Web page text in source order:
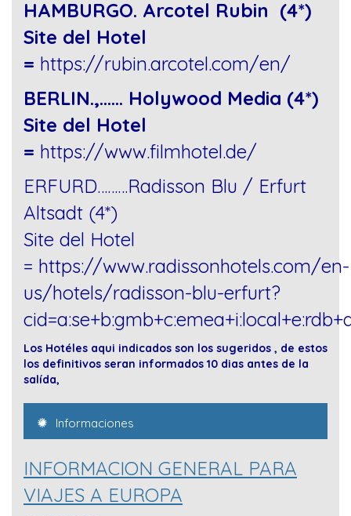
HAMBURGO. Arcotel Rubin (4*)
Site del Hotel
= https://rubin.arcotel.com/en/
BERLIN.,…… Holywood Media (4*)
Site del Hotel
= https://www.filmhotel.de/
ERFURD………Radisson Blu / Erfurt
Altsadt (4*)
Site del Hotel
= https://www.radissonhotels.com/en-
us/hotels/radisson-blu-erfurt?
Los Hotéles aqui indicados son los sugeridos , de estos
los definitivos seran informados 10 dias antes de la
salída,
Informaciones
INFORMACION GENERAL PARA
VIAJES A EUROPA